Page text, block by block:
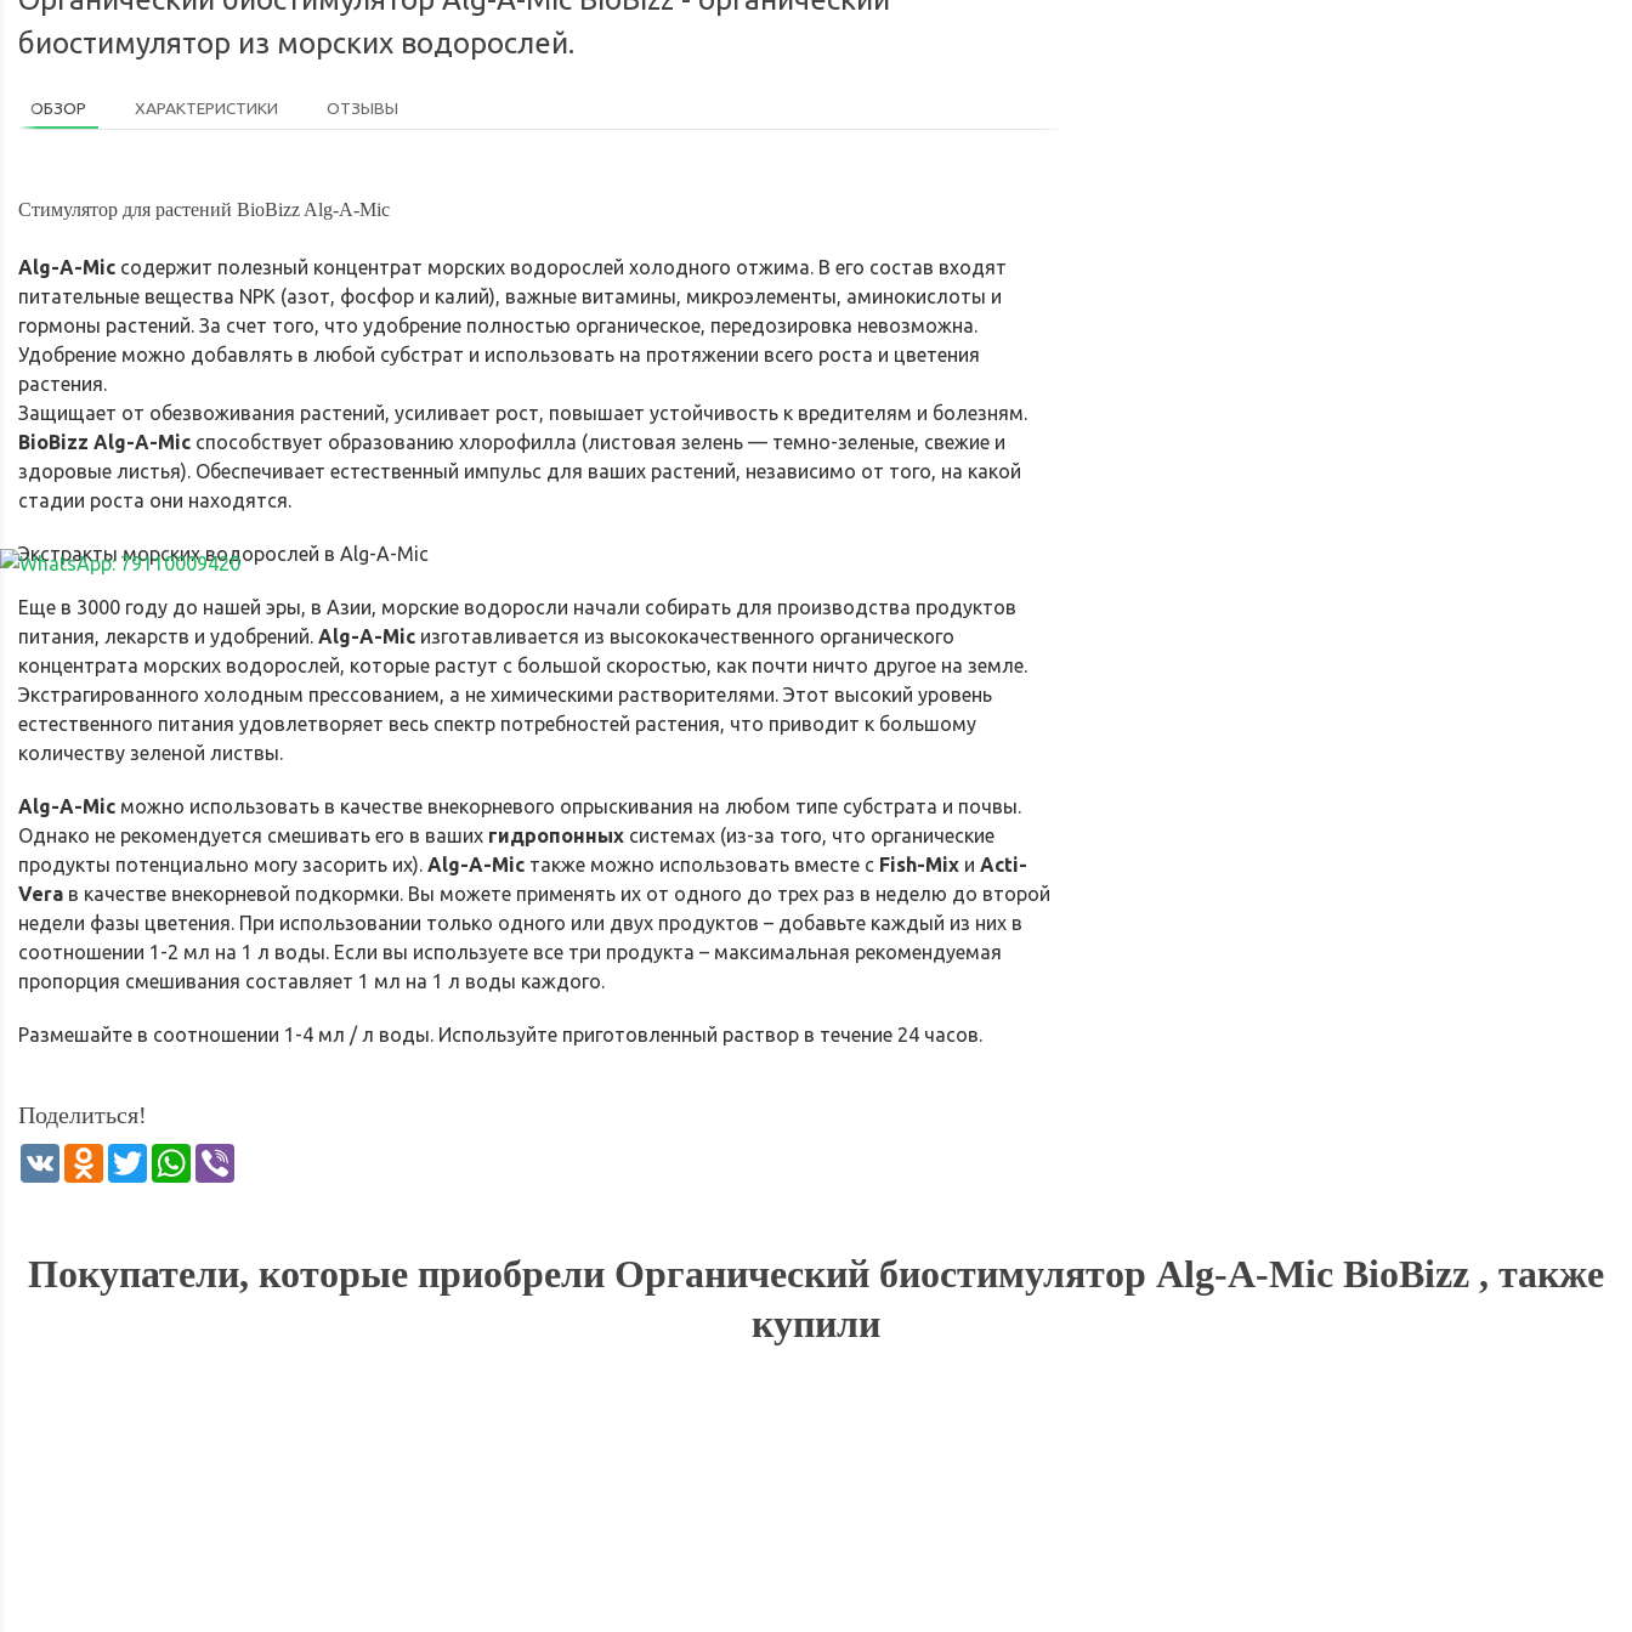
биостимулятор из морских водорослей.
ОБЗОР ХАРАКТЕРИСТИКИ ОТЗЫВЫ
Стимулятор для растений BioBizz Alg-A-Mic
Alg-A-Mic содержит полезный концентрат морских водорослей холодного отжима. В его состав входят
питательные вещества NPK (азот, фосфор и калий), важные витамины, микроэлементы, аминокислоты и
гормоны растений. За счет того, что удобрение полностью органическое, передозировка невозможна.
Удобрение можно добавлять в любой субстрат и использовать на протяжении всего роста и цветения
растения.
Защищает от обезвоживания растений, усиливает рост, повышает устойчивость к вредителям и болезням.
BioBizz Alg-A-Mic способствует образованию хлорофилла (листовая зелень — темно-зеленые, свежие и
здоровые листья). Обеспечивает естественный импульс для ваших растений, независимо от того, на какой
стадии роста они находятся.
Экстракты морских водорослей в Alg-A-Mic
Еще в 3000 году до нашей эры, в Азии, морские водоросли начали собирать для производства продуктов
питания, лекарств и удобрений. Alg-A-Mic изготавливается из высококачественного органического
концентрата морских водорослей, которые растут с большой скоростью, как почти ничто другое на земле.
Экстрагированного холодным прессованием, а не химическими растворителями. Этот высокий уровень
естественного питания удовлетворяет весь спектр потребностей растения, что приводит к большому
количеству зеленой листвы.
Alg-A-Mic можно использовать в качестве внекорневого опрыскивания на любом типе субстрата и почвы.
Однако не рекомендуется смешивать его в ваших гидропонных системах (из-за того, что органические
продукты потенциально могу засорить их). Alg-A-Mic также можно использовать вместе с Fish-Mix и Acti-
Vera в качестве внекорневой подкормки. Вы можете применять их от одного до трех раз в неделю до второй
недели фазы цветения. При использовании только одного или двух продуктов – добавьте каждый из них в
соотношении 1-2 мл на 1 л воды. Если вы используете все три продукта – максимальная рекомендуемая
пропорция смешивания составляет 1 мл на 1 л воды каждого.
Размешайте в соотношении 1 -4 мл /л воды. Используйте приготовленный раствор в течение 24 часов.
Поделиться!
VK Odnoklassniki
TwitterWhatsApp
Покупатели, которые приобрели Органический биостимулятор Alg-A-Mic BioBizz , также
купили